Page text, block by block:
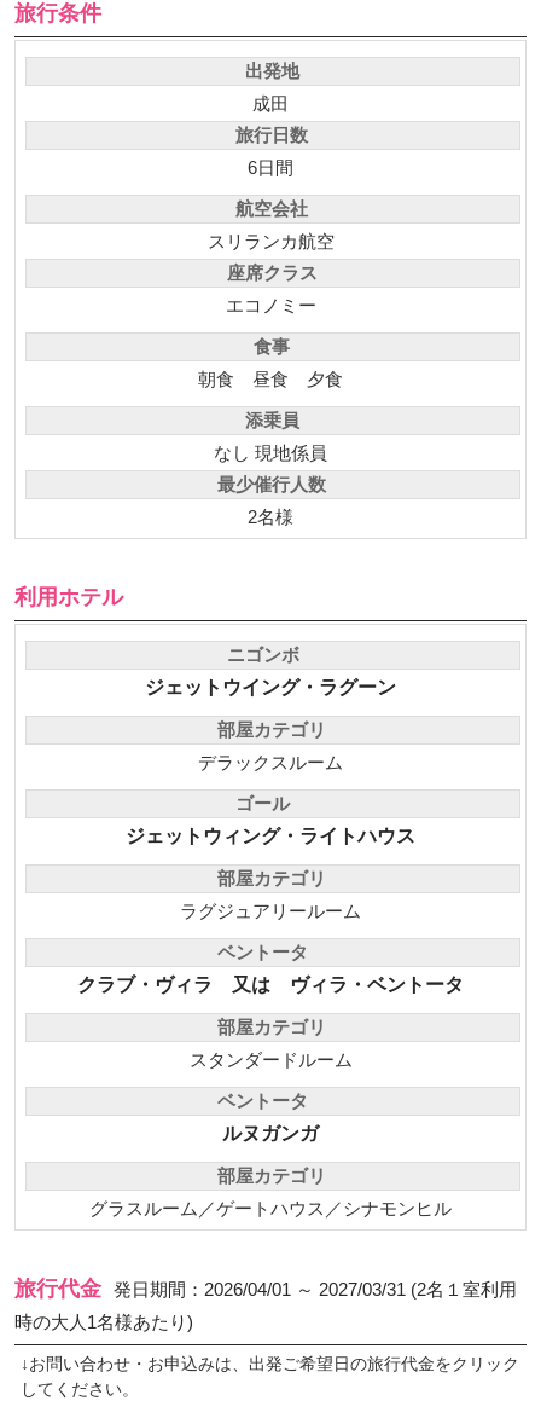
旅行条件
出発地
成田
旅行日数
6日間
航空会社
スリランカ航空
座席クラス
エコノミー
食事
朝食 昼食 夕食
添乗員
なし 現地係員
最少催行人数
2名様
利用ホテル
ニゴンボ
ジェットウイング・ラグーン
部屋カテゴリ
デラックスルーム
ゴール
ジェットウィング・ライトハウス
部屋カテゴリ
ラグジュアリールーム
ベントータ
クラブ・ヴィラ 又は ヴィラ・ベントータ
部屋カテゴリ
スタンダードルーム
ベントータ
ルヌガンガ
部屋カテゴリ
グラスルーム／ゲートハウス／シナモンヒル
旅行代金 発日期間：2026/04/01 ～ 2027/03/31 (2名１室利用
時の大人1名様あたり)
↓お問い合わせ・お申込みは、出発ご希望日の旅行代金をクリック
してください。